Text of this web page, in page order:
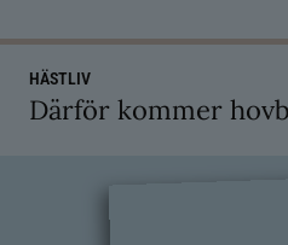
HÄSTLIV
Därför kommer